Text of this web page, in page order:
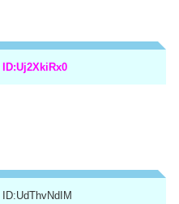
ID:Uj2XkiRx0
ID:UdThvNdIM